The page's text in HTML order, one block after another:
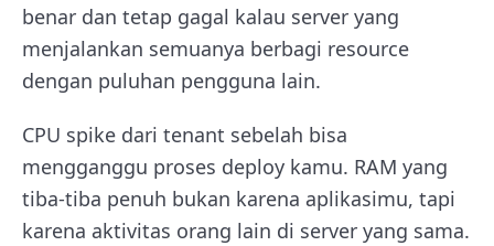
benar dan tetap gagal kalau server yang
menjalankan semuanya berbagi resource
dengan puluhan pengguna lain.
CPU spike dari tenant sebelah bisa
mengganggu proses deploy kamu. RAM yang
tiba-tiba penuh bukan karena aplikasimu, tapi
karena aktivitas orang lain di server yang sama.